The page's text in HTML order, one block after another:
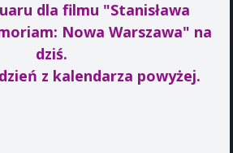
dla filmu "Stanisława
Nowa Warszawa" na
dziś.
z kalendarza powyżej.